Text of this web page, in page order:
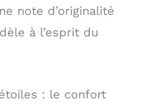
note d’originalité
à l’esprit du
: le confort